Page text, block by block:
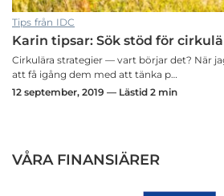
Tips från IDC
Karin tipsar: Sök stöd för
Cirkulära strategier — vart börjar det? När
att få igång dem med att tänka p…
12 september, 2019 — Lästid 2 min
VÅRA FINANSIÄRER